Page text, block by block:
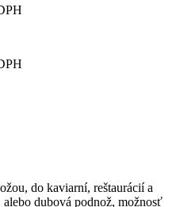
do kaviarní, reštaurácií a
dubová podnož, možnosť